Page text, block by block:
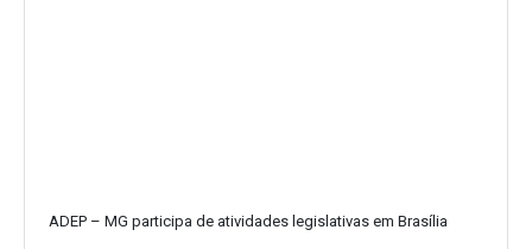
ADEP – MG participa de atividades legislativas em Brasília